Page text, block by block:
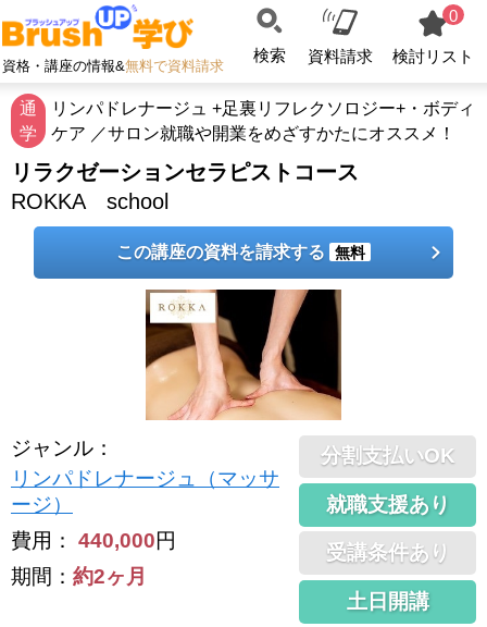
資格・講座の情報&無料で資料請求
検索 資料請求
0
検討リスト
通
学
リンパドレナージュ +足裏リフレクソロジー+・ボディ
ケア ／サロン就職や開業をめざすかたにオススメ！
リラクゼーションセラピストコース
ROKKA school
この講座の資料を請求する 無料
ジャンル ：
リンパドレナージュ（マッサ
ージ）
費用： 440,000円
期間： 約2ヶ月
分割支払いOK
就職支援あり
受講条件あり
土日開講